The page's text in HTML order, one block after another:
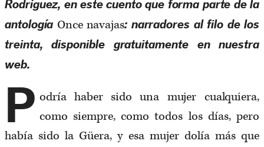
Rodríguez, en este cuento que forma parte de la
antología Once navajas: narradores al filo de los
treinta, disponible gratuitamente en nuestra
web.
P odría haber sido una mujer cualquiera,
como siempre, como todos los días, pero
había sido la Güera, y esa mujer dolía más que